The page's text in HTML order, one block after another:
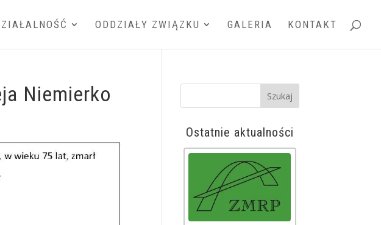
ODDZIAŁY ZWIĄZKU GALERIA KONTAKT
Niemierko
Ostatnie aktualności